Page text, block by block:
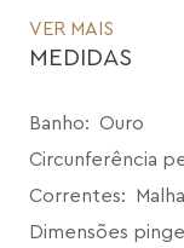
versátil, já que
separadas pode
separado, ou
Uma joia
VER MAIS
MEDIDAS
Banho: Ouro
Circunferência
Correntes:
Dimensões